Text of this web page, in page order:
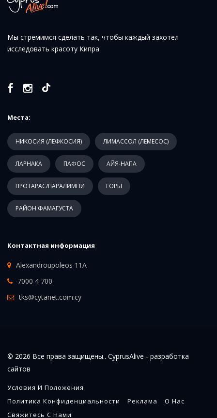
Мы стремимся сделать так, чтобы каждый захотел
исследовать красоту Кипра
Места:
НИКОСИЯ (ЛЕФКОСИЯ) ЛИМАССОЛ (ЛЕМЕСОС)
ЛАРНАКА ПАФОС АЙЯ-НАПА
ПРОТАРАС/ПАРАЛИМНИ ГОРЫ
РАЙОН ФАМАГУСТА
Контактная информация
Alexandroupoleos 11A
7000 4 700
tks@cytanet.com.cy
© 2026 Все права защищены.. CyprusAlive - разработка
сайтов
Условия И Положения
Политика Конфиденциальности
Реклама
О Нас
Свяжитесь С Нами